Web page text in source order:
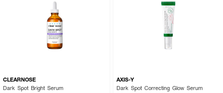
· หลังการทำความสะอาดผิวหน้า หยดเซรั่มลงบนฝ่ามือหรือใบหน้าโดยตรง
CLEARNOSE
Dark Spot Bright Serum
AXIS-Y
Dark Spot Correcting Glow Serum